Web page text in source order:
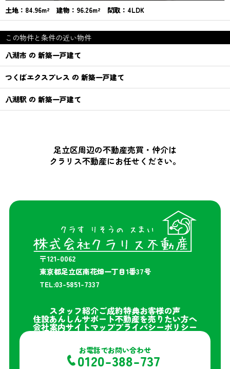
土地：84.96m² 建物：96.26m² 間取：4LDK
この物件と条件の近い物件
八潮市 の 新築一戸建て
つくばエクスプレス の 新築一戸建て
八潮駅 の 新築一戸建て
足立区周辺の不動産売買・仲介は
クラリス不動産にお任せください。
〒121-0062
東京都足立区南花畑一丁目1番37号
TEL:03-5851-7337
スタッフ紹介ご成約特典お客様の声
住設あんしんサポート不動産を売りたい方へ
会社案内サイトマッププライバシーポリシー
お電話でお問い合わせ
0120-388-737